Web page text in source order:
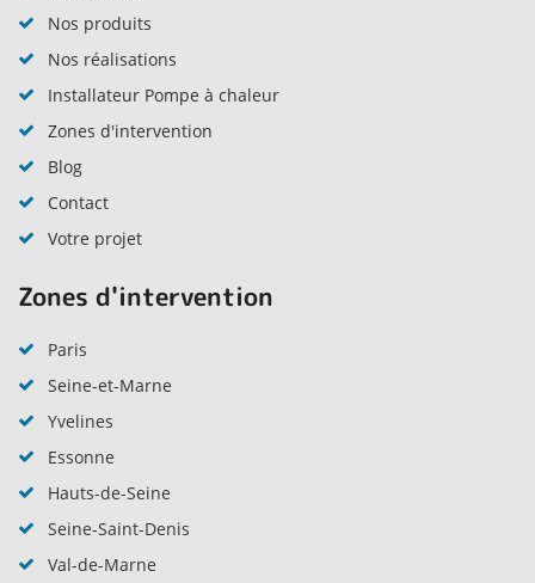
Nos produits
Nos réalisations
Installateur Pompe à chaleur
Zones d'intervention
Blog
Contact
Votre projet
Zones d'intervention
Paris
Seine-et-Marne
Yvelines
Essonne
Hauts-de-Seine
Seine-Saint-Denis
Val-de-Marne